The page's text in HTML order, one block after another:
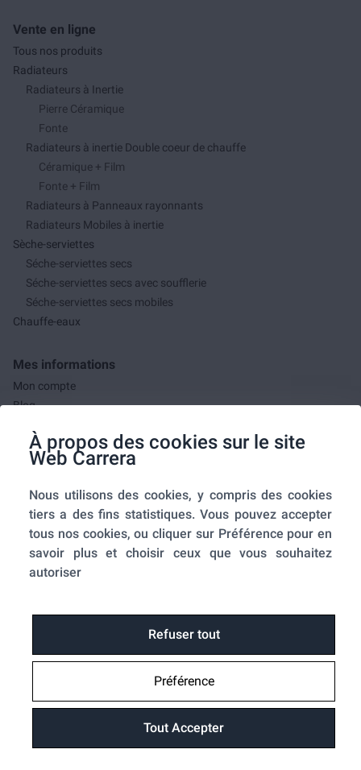
À propos des cookies sur le site
Web Carrera
Nous utilisons des cookies, y compris des cookies
tiers a des fins statistiques. Vous pouvez accepter
tous nos cookies, ou cliquer sur Préférence pour en
savoir plus et choisir ceux que vous souhaitez
autoriser
Refuser tout
Préférence
Tout Accepter
Vente en ligne
Tous nos produits
Radiateurs
Radiateurs à Inertie
Pierre Céramique
Fonte
Radiateurs à inertie Double coeur de chauffe
Céramique + Film
Fonte + Film
Radiateurs à Panneaux rayonnants
Radiateurs Mobiles à inertie
Sèche-serviettes
Séche-serviettes secs
Séche-serviettes secs avec soufflerie
Séche-serviettes secs mobiles
Chauffe-eaux
Mes informations
Mon compte
Blog
Mes commandes
A propos de nous
A propos
Mentions légales
Conditions générales de ventes
Utilisation des cookies